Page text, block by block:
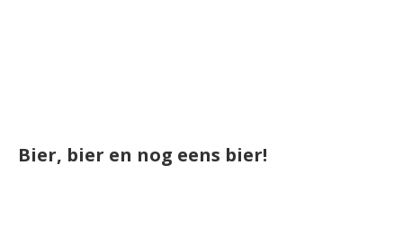
Bier, bier en nog eens bier!